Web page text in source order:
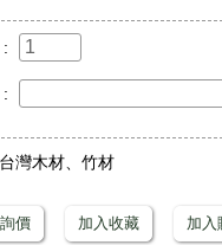
灣木材、竹材
價 加入收藏 加入